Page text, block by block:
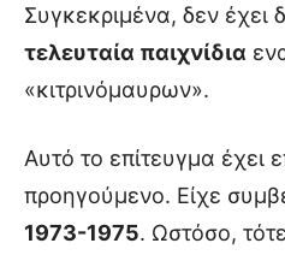
Συγκεκριμένα, δεν έχει
τελευταία παιχνίδια
«κιτρινόμαυρων».
Αυτό το επίτευγμα έχει
προηγούμενο. Είχε
1973-1975. Ωστόσο,